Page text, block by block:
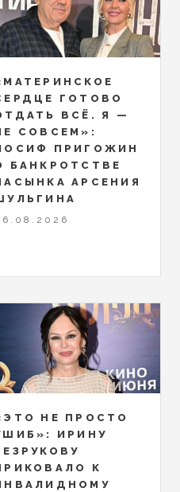
ГОТОВО
ВСЁ. Я —
СОВСЕМ»:
ПРИГОЖИН
БАНКРОТСТВЕ
АРСЕНИЯ
НЕ ПРОСТО
ИРИНУ
К